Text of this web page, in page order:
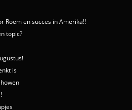
Roem en succes in Amerika!!
topic?
is